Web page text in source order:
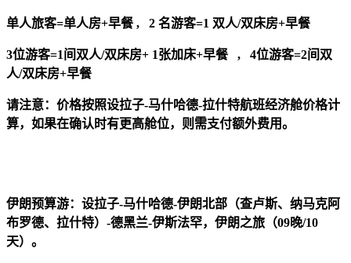
单人旅客=单人房+早餐 , 2 名游客=1 双人/双床房+早餐
3位游客=1间双人/双床房+ 1张加床+早餐 , 4位游客=2间双
人/双床房+早餐
请注意：价格按照设拉子-马什哈德-拉什特航班经济舱价格计
算，如果在确认时有更高舱位，则需支付额外费用。
伊朗预算游：设拉子-马什哈德-伊朗北部（查卢斯、纳马克阿
布罗德、拉什特）-德黑兰-伊斯法罕，伊朗之旅（09晚/10
天）。